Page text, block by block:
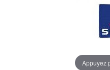
Appuyez